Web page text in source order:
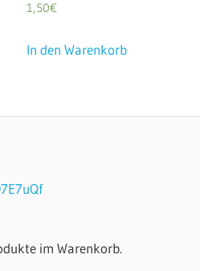
1,50€
In den Warenkorb
im Warenkorb.